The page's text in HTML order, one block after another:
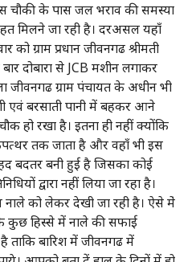
चौकी के पास जल भराव की समस्या
मिलने जा रही है। दरअसल यहाँ
ग्राम प्रधान जीवनगढ श्रीमती
दोबारा से JCB मशीन लगाकर
जीवनगढ ग्राम पंचायत के अधीन भी
एवं बरसाती पानी में बहकर आने
हो रखा है। इतना ही नहीं क्योंकि
तक जाता है और वहाँ भी इस
बदतर बनी हुई है जिसका कोई
द्वारा नहीं लिया जा रहा है।
इस नाले को लेकर देखी जा रही है। ऐसे में‌
हिस्से में नाले की सफाई
ताकि बारिश में जीवनगढ में